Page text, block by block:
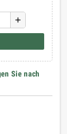
add
Sie nach